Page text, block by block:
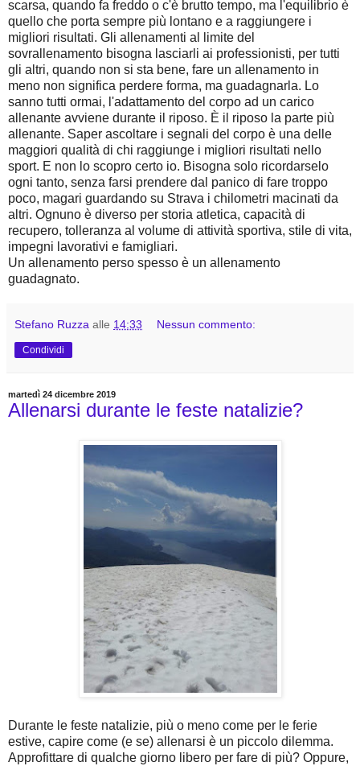
scarsa, quando fa freddo o c'è brutto tempo, ma l'equilibrio è
quello che porta sempre più lontano e a raggiungere i
migliori risultati. Gli allenamenti al limite del
sovrallenamento bisogna lasciarli ai professionisti, per tutti
gli altri, quando non si sta bene, fare un allenamento in
meno non significa perdere forma, ma guadagnarla. Lo
sanno tutti ormai, l'adattamento del corpo ad un carico
allenante avviene durante il riposo. È il riposo la parte più
allenante. Saper ascoltare i segnali del corpo è una delle
maggiori qualità di chi raggiunge i migliori risultati nello
sport. E non lo scopro certo io. Bisogna solo ricordarselo
ogni tanto, senza farsi prendere dal panico di fare troppo
poco, magari guardando su Strava i chilometri macinati da
altri. Ognuno è diverso per storia atletica, capacità di
recupero, tolleranza al volume di attività sportiva, stile di vita,
impegni lavorativi e famigliari.
Un allenamento perso spesso è un allenamento
guadagnato.
Stefano Ruzza alle 14:33 Nessun commento:
Condividi
martedì 24 dicembre 2019
Allenarsi durante le feste natalizie?
Durante le feste natalizie, più o meno come per le ferie
estive, capire come (e se) allenarsi è un piccolo dilemma.
Approfittare di qualche giorno libero per fare di più? Oppure,